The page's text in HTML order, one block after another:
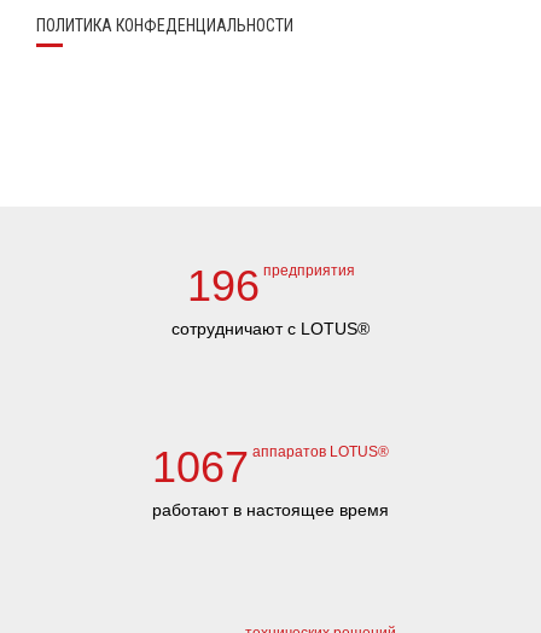
ПОЛИТИКА КОНФЕДЕНЦИАЛЬНОСТИ
196 предприятия
сотрудничают с LOTUS®
1067 аппаратов LOTUS®
работают в настоящее время